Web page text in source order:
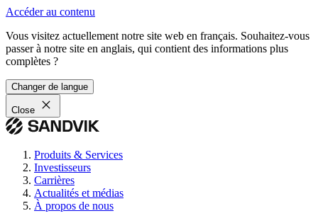
Accéder au contenu
Vous visitez actuellement notre site web en français. Souhaitez-vous
passer à notre site en anglais, qui contient des informations plus
complètes ?
Changer de langue
Close
Produits & Services
Investisseurs
Carrières
Actualités et médias
À propos de nous